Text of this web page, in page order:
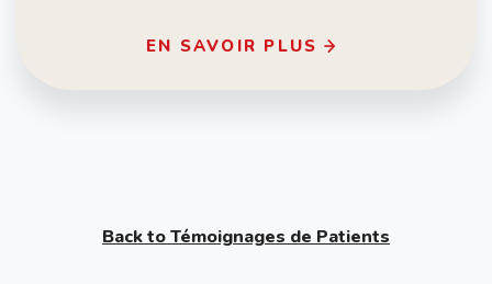
EN SAVOIR PLUS
Back to Témoignages de Patients